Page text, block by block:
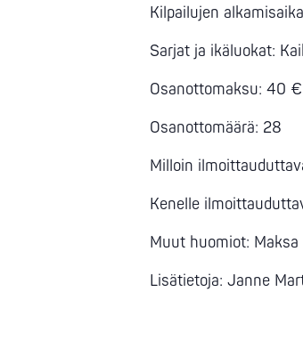
Kilpailujen
Sarjat ja ikäluokat:
Osanottomaksu: 40 €
Osanottomäärä: 28
Milloin
Kenelle
Muut huomiot:
Lisätietoja: Janne